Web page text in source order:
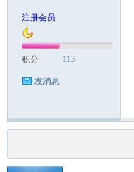
注册会员
积分 113
发消息